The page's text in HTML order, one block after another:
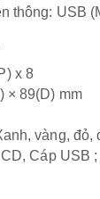
thông: USB
x 8
× 89(D) mm
vàng,
Cáp USB